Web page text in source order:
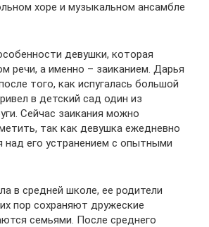
хоре и музыкальном ансамбле
девушки, которая
речи, а именно – заиканием. Дарья
того, как испугалась большой
в детский сад один из
Сейчас заикания можно
так как девушка ежедневно
над его устранением с опытными
в средней школе, ее родители
пор сохраняют дружеские
семьями. После среднего